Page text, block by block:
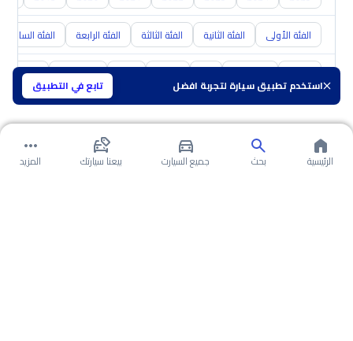
استخدم تطبيق سيارة لتجربة افضل تابع في التطبيق
الفئة الأولى الفئة الثانية الفئة الثالثة الفئة الرابعة الفئة السادسة
سوزوكي هافال
الرئيسية بحث جميع السيارت بيعنا سيارتك المزيد